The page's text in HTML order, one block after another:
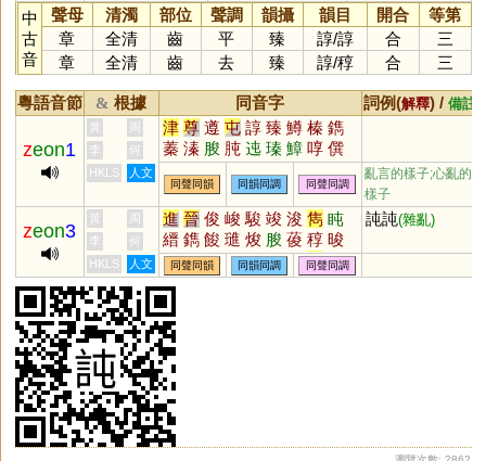
中
古
音
聲母 清濁 部位 聲調 韻攝 韻目 開合
等第
章
全清 齒 平 臻 諄/諄 合
三
章
全清 齒 去 臻 諄/稕 合 三
粵語音節 & 根據 同音字 詞例(解釋) / 備註
zeon1
黃 周 津 尊 遵 屯 諄 臻 鱒 榛 鐫
蓁 溱 朘 肫 迍 瑧 鱆 啍 僎
樽 堻 嶟 宒 珒 繜
李
何
HKLS
人文
同聲同韻 同韻同調 同聲同調
亂言的樣子;心亂的
樣子
zeon3
黃 周 進 晉 俊 峻 駿 竣 浚 雋 盹
縉 鐫 餕 璡 焌 朘 葰 稕 晙
榗 枃 嚍 溍 捘 鵔 臇 臸 寯
鋑 搢 畯 燇 濬
訰訰(雜亂)
李
何
HKLS
人文 同聲同韻 同韻同調 同聲同調